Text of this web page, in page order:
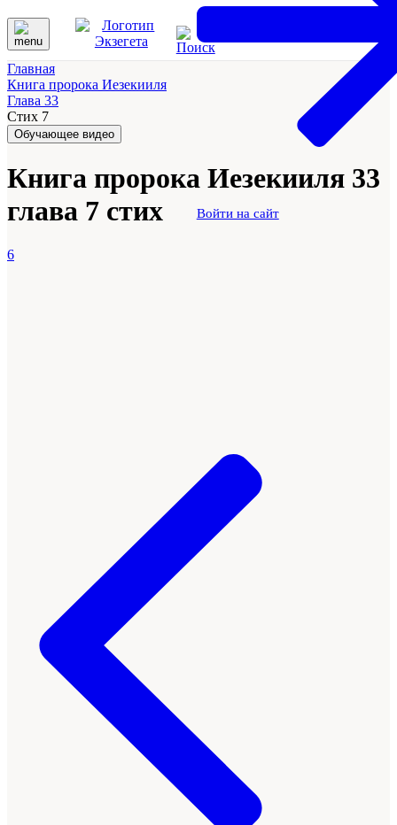
Войти на сайт
Главная
Книга пророка Иезекииля
Глава 33
Стих 7
Обучающее видео
Книга пророка Иезекииля 33
глава 7 стих
6